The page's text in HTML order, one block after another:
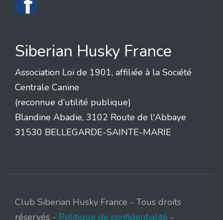
Siberian Husky France
Association Loi de 1901, affiliée à la Société
Centrale Canine
(reconnue d’utilité publique)
Blandine Abadie, 3102 Route de l'Abbaye
31530 BELLEGARDE-SAINTE-MARIE
Club Siberian Husky France - Tous droits
réservés - Politique de confidentialité -